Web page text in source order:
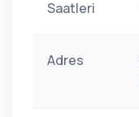
Saatleri
Adres